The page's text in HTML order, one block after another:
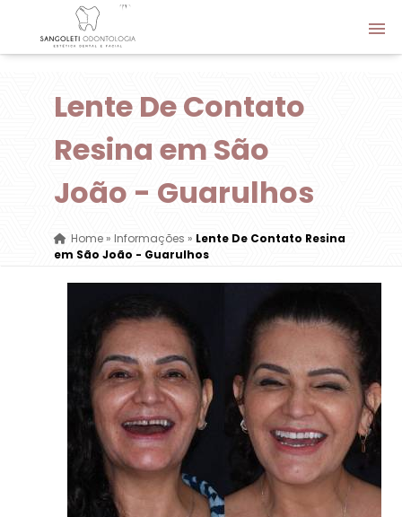
Lente De Contato
Resina em São
João - Guarulhos
Home» Informações » Lente De Contato Resina
em São João - Guarulhos